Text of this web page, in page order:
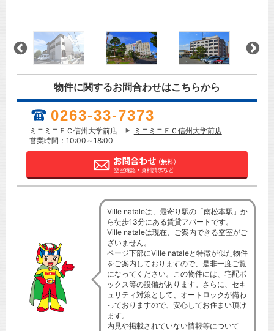
物件に関するお問合わせはこちらから
0263-33-7373
ミニミニＦＣ信州大学前店
ミニミニＦＣ信州大学前店
営業時間：10:00～18:00
Ville nataleは、最寄り駅の「南松本駅」か
ら徒歩13分にある賃貸アパートです。
Ville nataleは現在、ご案内できる空室がご
ざいません。
ページ下部にVille nataleと特徴が似た物件
をご案内しておりますので、是非一度ご覧
になってください。この物件には、宅配ボ
ックス等の設備があります。さらに、セキ
ュリティ対策として、オートロックが備わ
っておりますので、安心してお住まい頂け
ます。
内見や掲載されていない情報等について